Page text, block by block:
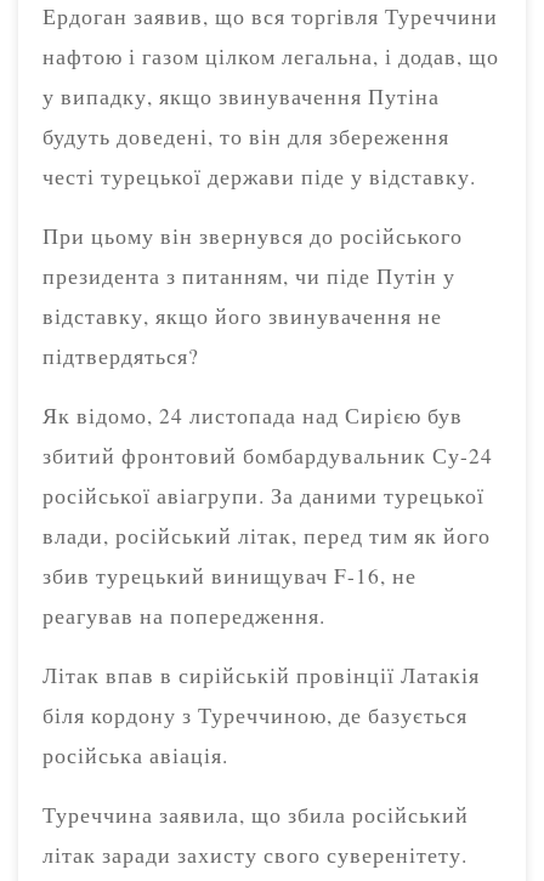
Ердоган заявив, що вся торгівля Туреччини
нафтою і газом цілком легальна, і додав, що
у випадку, якщо звинувачення Путіна
будуть доведені, то він для збереження
честі турецької держави піде у відставку.
При цьому він звернувся до російського
президента з питанням, чи піде Путін у
відставку, якщо його звинувачення не
підтвердяться?
Як відомо, 24 листопада над Сирією був
збитий фронтовий бомбардувальник Су-24
російської авіагрупи. За даними турецької
влади, російський літак, перед тим як його
збив турецький винищувач F-16, не
реагував на попередження.
Літак впав в сирійській провінції Латакія
біля кордону з Туреччиною, де базується
російська авіація.
Туреччина заявила, що збила російський
літак заради захисту свого суверенітету.